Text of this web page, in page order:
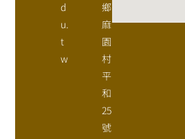
d
u.
t
w
鄉
麻
園
村
平
和
25
號